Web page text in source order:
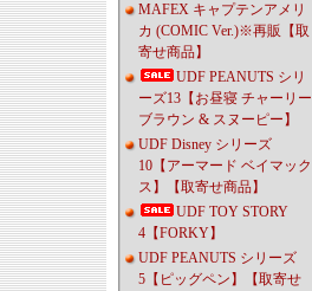
MAFEX キャプテンアメリ
カ (COMIC Ver.)※再販【取
寄せ商品】
UDF PEANUTS シリ
ーズ13【お昼寝 チャーリー
ブラウン & スヌーピー】
UDF Disney シリーズ
10【アーマード ベイマック
ス】【取寄せ商品】
UDF TOY STORY
4【FORKY】
UDF PEANUTS シリーズ
5【ピッグペン】【取寄せ